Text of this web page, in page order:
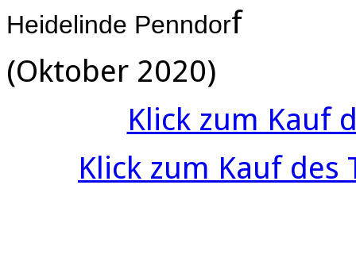
Heidelinde Penndorf
(Oktober 2020)
Klick zum Kauf
Klick zum Kauf des